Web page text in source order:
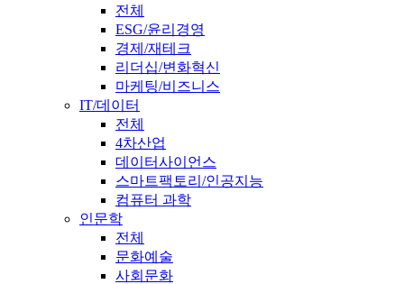
전체
ESG/윤리경영
경제/재테크
리더십/변화혁신
마케팅/비즈니스
IT/데이터
전체
4차산업
데이터사이언스
스마트팩토리/인공지능
컴퓨터 과학
인문학
전체
문화예술
사회문화